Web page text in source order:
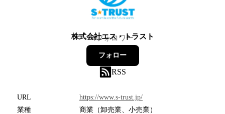
株式会社エス・トラスト
4フォロワー
フォロー
RSS
URL
https://www.s-trust.jp/
業種
商業（卸売業、小売業）